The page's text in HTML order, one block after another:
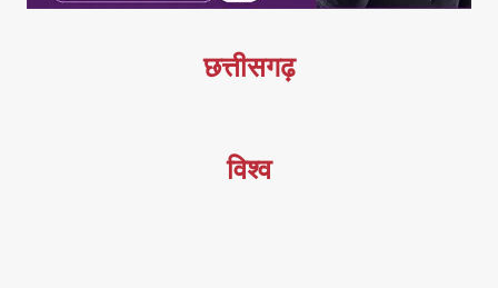
छत्तीसगढ़
विश्व